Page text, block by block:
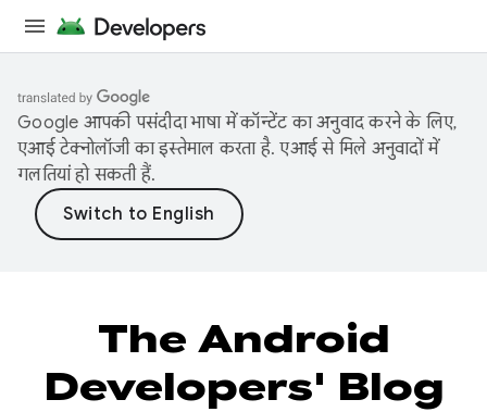
Google आपकी पसंदीदा भाषा में कॉन्टेंट का अनुवाद करने के लिए,
एआई टेक्नोलॉजी का इस्तेमाल करता है. एआई से मिले अनुवादों में
गलतियां हो सकती हैं.
The Android
Developers' Blog